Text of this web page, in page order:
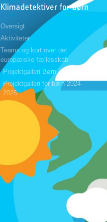
Klimadetektiver for børn
Oversigt
Aktiviteter
Teams og kort over det
europæiske fællesskab
Projektgalleri Børn 2023-2024
Projektgalleri for børn 2024-
2025